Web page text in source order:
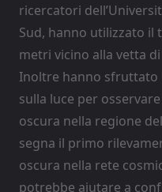
ricercatori
Sud, hanno utilizzato il
metri vicino alla vetta
Inoltre hanno sfruttato
sulla luce per
oscura nella regione
segna il primo
oscura nella rete
potrebbe aiutare a